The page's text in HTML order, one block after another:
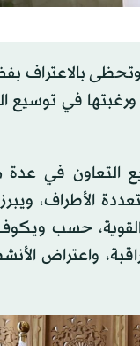
وتحظى بالاعتراف
في توسيع
التعاون في
الأطراف،
القوية، حسب
واعتراض